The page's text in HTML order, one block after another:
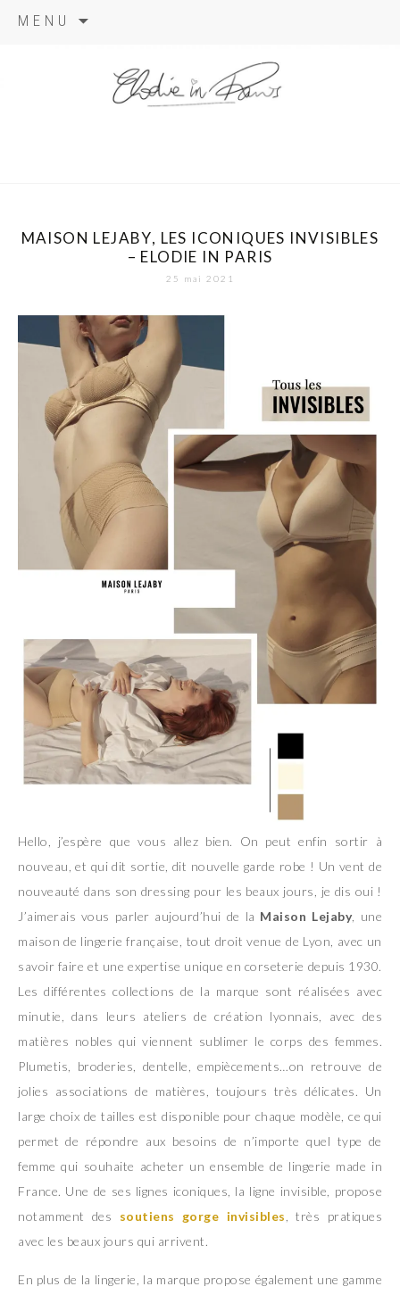
MENU
MAISON LEJABY, LES ICONIQUES INVISIBLES
– ELODIE IN PARIS
25 mai 2021
Hello, j’espère que vous allez bien. On peut enfin sortir à
nouveau, et qui dit sortie, dit nouvelle garde robe ! Un vent de
nouveauté dans son dressing pour les beaux jours, je dis oui !
J’aimerais vous parler aujourd’hui de la Maison Lejaby, une
maison de lingerie française, tout droit venue de Lyon, avec un
savoir faire et une expertise unique en corseterie depuis 1930.
Les différentes collections de la marque sont réalisées avec
minutie, dans leurs ateliers de création lyonnais, avec des
matières nobles qui viennent sublimer le corps des femmes.
Plumetis, broderies, dentelle, empiècements…on retrouve de
jolies associations de matières, toujours très délicates. Un
large choix de tailles est disponible pour chaque modèle, ce qui
permet de répondre aux besoins de n’importe quel type de
femme qui souhaite acheter un ensemble de lingerie made in
France. Une de ses lignes iconiques, la ligne invisible, propose
notamment des soutiens gorge invisibles , très pratiques
avec les beaux jours qui arrivent.
En plus de la lingerie, la marque propose également une gamme